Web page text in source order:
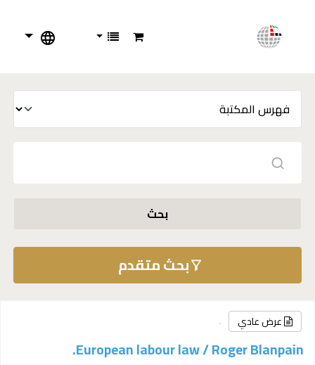
بحث
بحث متقدم
عرض عادي
European labour law /Roger Blanpain.